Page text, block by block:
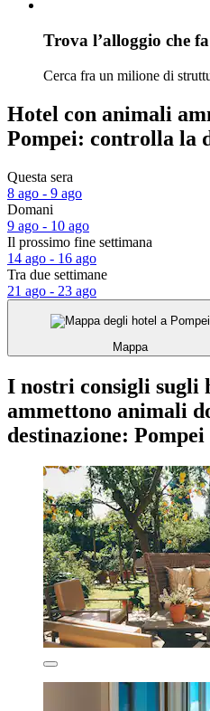
Trova l’alloggio che
Cerca fra un milione di
Hotel con animali
Pompei: controlla la
Questa sera
8 ago - 9 ago
Domani
9 ago - 10 ago
Il prossimo fine settimana
14 ago - 16 ago
Tra due settimane
21 ago - 23 ago
Mappa
I nostri consigli sugli
ammettono animali
destinazione: Pompei